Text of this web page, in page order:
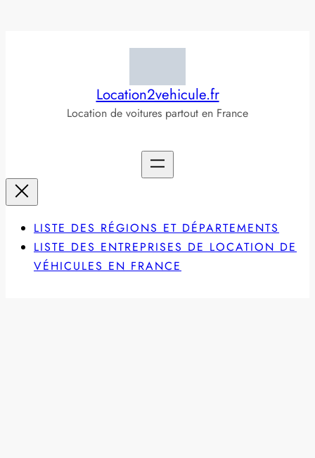
Location2vehicule.fr
Location de voitures partout en France
LISTE DES RÉGIONS ET DÉPARTEMENTS
LISTE DES ENTREPRISES DE LOCATION DE
VÉHICULES EN FRANCE